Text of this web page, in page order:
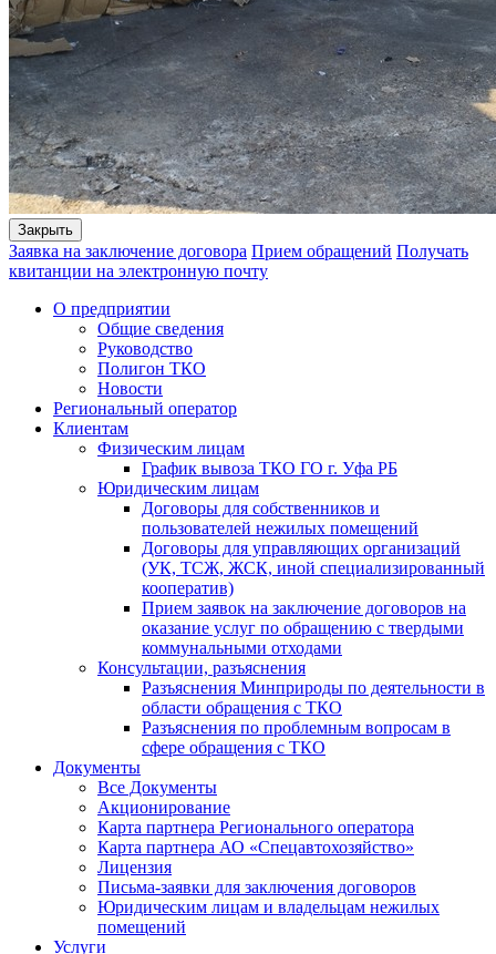
Закрыть
Заявка на заключение договора Прием обращений Получать
квитанции на электронную почту
О предприятии
Общие сведения
Руководство
Полигон ТКО
Новости
Региональный оператор
Клиентам
Физическим лицам
График вывоза ТКО ГО г. Уфа РБ
Юридическим лицам
Договоры для собственников и
пользователей нежилых помещений
Договоры для управляющих организаций
(УК, ТСЖ, ЖСК, иной специализированный
кооператив)
Прием заявок на заключение договоров на
оказание услуг по обращению с твердыми
коммунальными отходами
Консультации, разъяснения
Разъяснения Минприроды по деятельности в
области обращения с ТКО
Разъяснения по проблемным вопросам в
сфере обращения с ТКО
Документы
Все Документы
Акционирование
Карта партнера Регионального оператора
Карта партнера АО «Спецавтохозяйство»
Лицензия
Письма-заявки для заключения договоров
Юридическим лицам и владельцам нежилых
помещений
Услуги